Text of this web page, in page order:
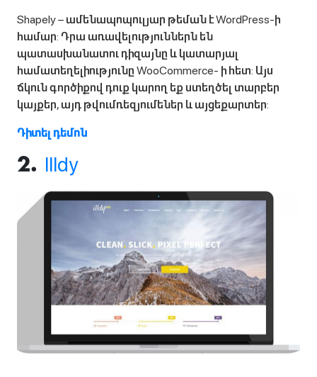
Shapely – ամենապոպուլյար թեման է WordPress-ի
համար: Դրա առավելություններն են
պատասխանատու դիզայնը և կատարյալ
համատեղելիությունը WooCommerce- ի հետ: Այս
ճկուն գործիքով դուք կարող եք ստեղծել տարբեր
կայքեր, այդ թվումռեզյումեներ և այցեքարտեր:
Դիտել դեմոն
2. Illdy